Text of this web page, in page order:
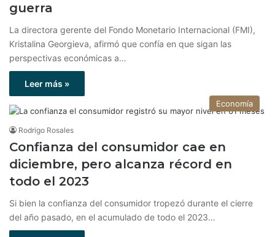
guerra
La directora gerente del Fondo Monetario Internacional (FMI),
Kristalina Georgieva, afirmó que confía en que sigan las
perspectivas económicas a…
Leer más »
Economía
Rodrigo Rosales
Confianza del consumidor cae en
diciembre, pero alcanza récord en
todo el 2023
Si bien la confianza del consumidor tropezó durante el cierre
del año pasado, en el acumulado de todo el 2023…